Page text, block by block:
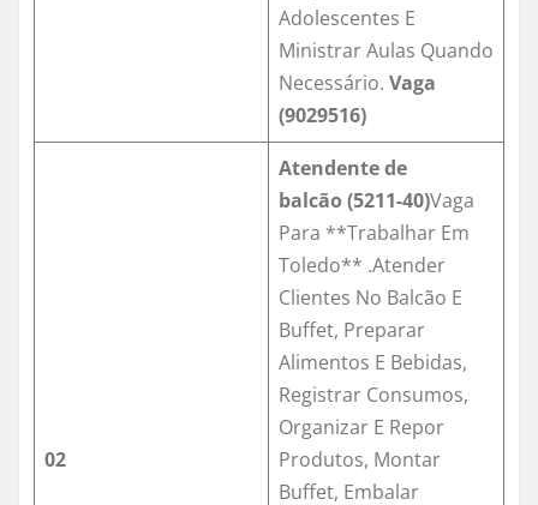
Adolescentes E
Ministrar Aulas Quando
Necessário. Vaga
(9029516)
02
Atendente de
balcão (5211-40)Vaga
Para **Trabalhar Em
Toledo** .Atender
Clientes No Balcão E
Buffet, Preparar
Alimentos E Bebidas,
Registrar Consumos,
Organizar E Repor
Produtos, Montar
Buffet, Embalar